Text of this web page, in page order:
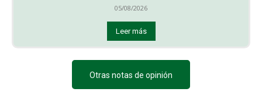
05/08/2026
Leer más
Otras notas de opinión